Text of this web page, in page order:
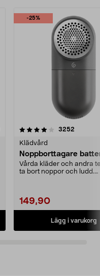
-25%
3252
Klädvård
Noppborttagare
Vårda kläder och andra
ta bort noppor och ludd.
149,90
Lägg i varukorg
4.5av 5 stjärnor